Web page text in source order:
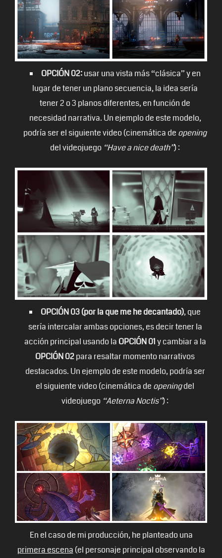
OPCIÓN 02:usar una vista más “clásica” y en
lugar de tener un plano secuencia, la idea sería
tener 2 o 3 planos diferentes, en función de
necesidad narrativa. Un ejemplo de este modelo,
podría ser el siguiente video (cinemática de opening
del videojuego “Have a nice death”) :
OPCIÓN 03 (por la que me he decantado), que
sería intercalar ambas opciones, es decir tener la
acción principal usando la OPCIÓN 01y cambiar a la
OPCIÓN 02para resaltar momento narrativos
destacados. Un ejemplo de este modelo, podría ser
el siguiente video (cinemática de openingdel
videojuego “Aeterna Noctis”) :
En el caso de mi producción, he planteado una
primera escena (el personaje principal observando la